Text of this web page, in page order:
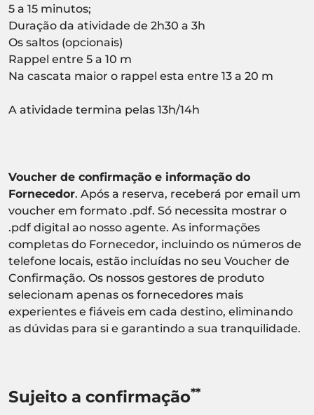
5 a 15 minutos;
Duração da atividade de 2h30 a 3h
Os saltos (opcionais)
Rappel entre 5 a 10 m
Na cascata maior o rappel esta entre 13 a 20 m
A atividade termina pelas 13h/14h
Voucher de confirmação e informação do
Fornecedor. Após a reserva, receberá por email um
voucher em formato .pdf. Só necessita mostrar o
.pdf digital ao nosso agente. As informações
completas do Fornecedor, incluindo os números de
telefone locais, estão incluídas no seu Voucher de
Confirmação. Os nossos gestores de produto
selecionam apenas os fornecedores mais
experientes e fiáveis em cada destino, eliminando
as dúvidas para si e garantindo a sua tranquilidade.
Sujeito a confirmação**